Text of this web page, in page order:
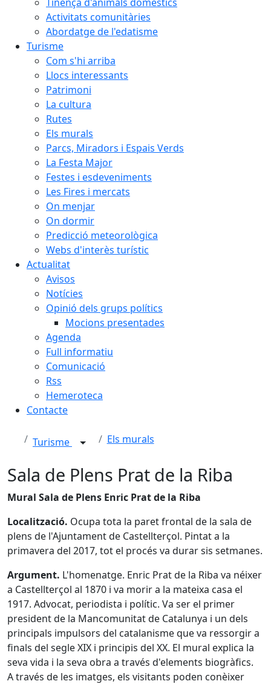
Activitats comunitàries
Abordatge de l'edatisme
Turisme
Com s'hi arriba
Llocs interessants
Patrimoni
La cultura
Rutes
Els murals
Parcs, Miradors i Espais Verds
La Festa Major
Festes i esdeveniments
Les Fires i mercats
On menjar
On dormir
Predicció meteorològica
Webs d'interès turístic
Actualitat
Avisos
Notícies
Opinió dels grups polítics
Mocions presentades
Agenda
Full informatiu
Comunicació
Rss
Hemeroteca
Contacte
Turisme Els murals
Sala de Plens Prat de la Riba
Mural Sala de Plens Enric Prat de la Riba
Localització. Ocupa tota la paret frontal de la sala de
plens de l'Ajuntament de Castellterçol. Pintat a la
primavera del 2017, tot el procés va durar sis setmanes.
Argument. L'homenatge. Enric Prat de la Riba va néixer
a Castellterçol al 1870 i va morir a la mateixa casa el
1917. Advocat, periodista i polític. Va ser el primer
president de la Mancomunitat de Catalunya i un dels
principals impulsors del catalanisme que va ressorgir a
finals del segle XIX i principis del XX. El mural explica la
seva vida i la seva obra a través d'elements biogràfics.
A través de les imatges, els visitants poden conèixer